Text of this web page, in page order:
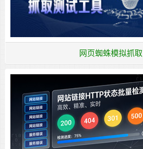
网页蜘蛛模拟抓取